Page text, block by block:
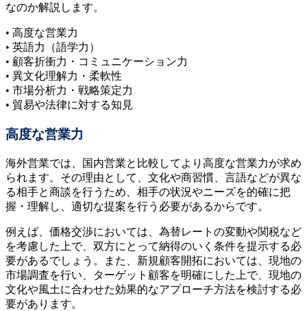
なのか解説します。
• 高度な営業力
• 英語力（語学力）
• 顧客折衝力・コミュニケーション力
• 異文化理解力・柔軟性
• 市場分析力・戦略策定力
• 貿易や法律に対する知見
高度な営業力
海外営業では、国内営業と比較してより高度な営業力が求め
られます。その理由として、文化や商習慣、言語などが異な
る相手と商談を行うため、相手の状況やニーズを的確に把
握・理解し、適切な提案を行う必要があるからです。
例えば、価格交渉においては、為替レートの変動や関税など
を考慮した上で、双方にとって納得のいく条件を提示する必
要があるでしょう。また、新規顧客開拓においては、現地の
市場調査を行い、ターゲット顧客を明確にした上で、現地の
文化や風土に合わせた効果的なアプローチ方法を検討する必
要があります。